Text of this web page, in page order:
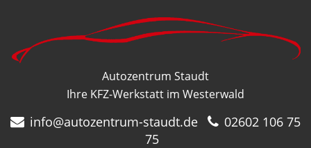
Autozentrum Staudt
Ihre KFZ-Werkstatt im Westerwald
info@autozentrum-staudt.de
02602 106 75
75